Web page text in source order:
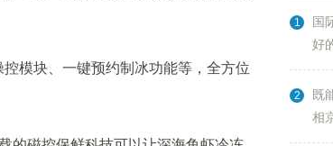
模块、一键预约制冰功能等，全方位
1
国
好
2
既
相